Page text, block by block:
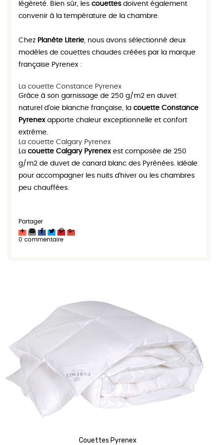
légèreté. Bien sûr, les couettes doivent également
convenir à la température de la chambre.
Chez Planète Literie, nous avons sélectionné deux
modèles de couettes chaudes créées par la marque
française Pyrenex :
La couette Constance Pyrenex
Grâce à son garnissage de 250 g/m2 en duvet
naturel d’oie blanche française, la couette Constance
Pyrenex apporte chaleur exceptionnelle et confort
extrême.
La couette Calgary Pyrenex
La couette Calgary Pyrenex est composée de 250
g/m2 de duvet de canard blanc des Pyrénées. Idéale
pour accompagner les nuits d’hiver ou les chambres
peu chauffées.
Partager
0 commentaire
Couettes Pyrenex